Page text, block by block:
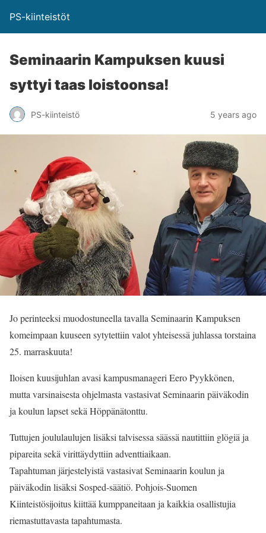
PS-kiinteistöt
Seminaa­rin Kampuksen kuusi
syttyi taas loistoonsa!
PS-kiinteistö 5 years ago
Jo perinteeksi muodostuneella tavalla Seminaarin Kampuksen
komeimpaan kuuseen sytytettiin valot yhteisessä juhlassa torstaina
25. marraskuuta!
Iloisen kuusijuhlan avasi kampusmanageri Eero Pyykkönen,
mutta varsinaisesta ohjelmasta vastasivat Seminaarin päiväkodin
ja koulun lapset sekä Höppänätonttu.
Tuttujen joululaulujen lisäksi talvisessa säässä nautittiin glögiä ja
pipareita sekä virittäydyttiin adventtiaikaan.
Tapahtuman järjestelyistä vastasivat Seminaarin koulun ja
päiväkodin lisäksi Sosped-säätiö. Pohjois-Suomen
Kiinteistösijoitus kiittää kumppaneitaan ja kaikkia osallistujia
riemastuttavasta tapahtumasta.